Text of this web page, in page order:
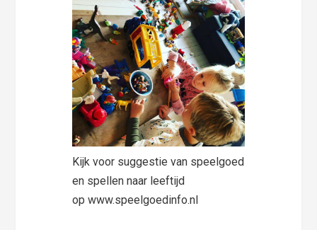
Kijk voor suggestie van speelgoed
en spellen naar leeftijd
op www.speelgoedinfo.nl